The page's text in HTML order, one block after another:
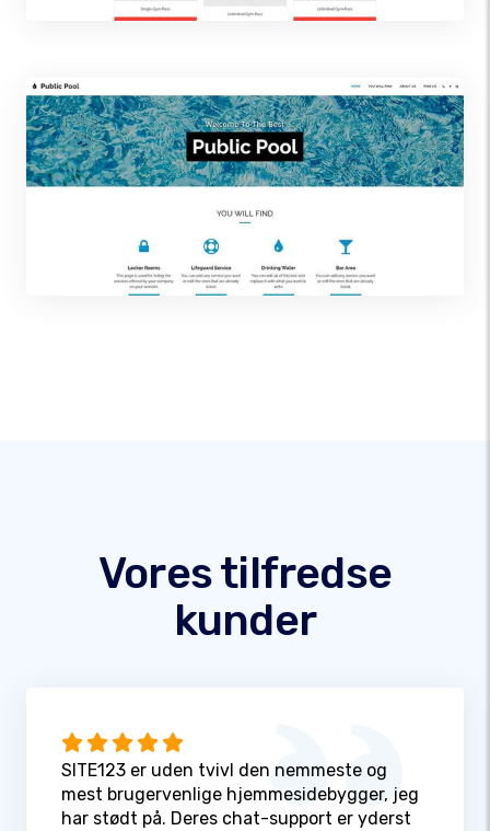
Vores tilfredse
kunder
SITE123 er uden tvivl den nemmeste og
mest brugervenlige hjemmesidebygger, jeg
har stødt på. Deres chat-support er yderst